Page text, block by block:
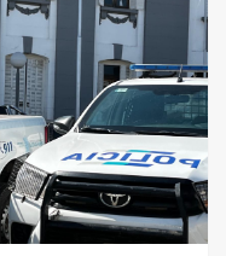
5: falleció un
en
hasta Axion